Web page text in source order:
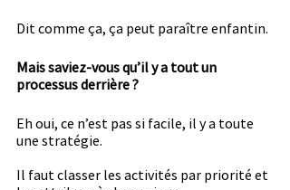
Dit comme ça, ça peut paraître enfantin.
Mais saviez-vous qu’il y a tout un
processus derrière ?
Eh oui, ce n’est pas si facile, il y a toute
une stratégie.
Il faut classer les activités par priorité et